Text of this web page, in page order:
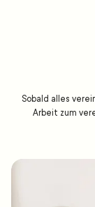
Sobald alles
Arbeit zum